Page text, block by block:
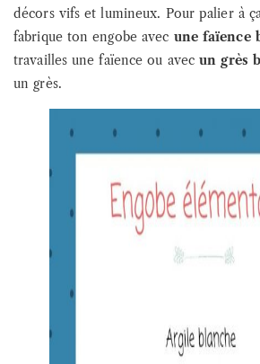
décors vifs et lumineux. Pour palier à
fabrique ton engobe avec une faïence
travailles une faïence ou avecun grès
un grès.